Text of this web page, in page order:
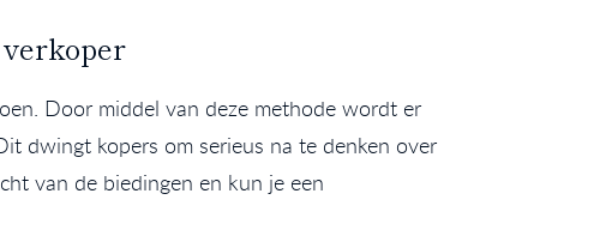
Door middel van deze methode wordt er
dwingt kopers om serieus na te denken over
van de biedingen en kun je een